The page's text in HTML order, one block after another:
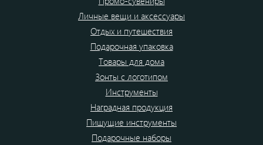
Личные вещи и аксессуары
Отдых и путешествия
Подарочная упаковка
Товары для дома
Зонты с логотипом
Инструменты
Наградная продукция
Пишущие инструменты
Подарочные наборы